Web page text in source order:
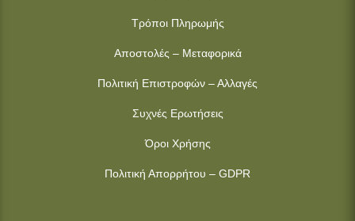
Τρόποι Πληρωμής
Αποστολές – Μεταφορικά
Πολιτική Επιστροφών – Αλλαγές
Συχνές Ερωτήσεις
Όροι Χρήσης
Πολιτική Απορρήτου – GDPR